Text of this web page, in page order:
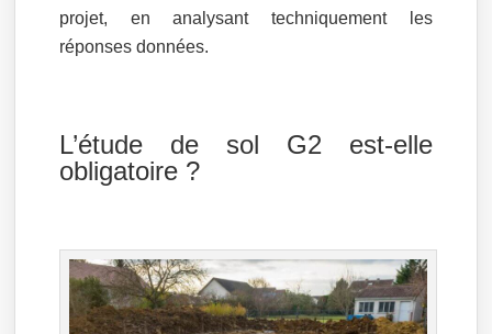
projet, en analysant techniquement les
réponses données.
L’étude de sol G2 est-elle
obligatoire ?